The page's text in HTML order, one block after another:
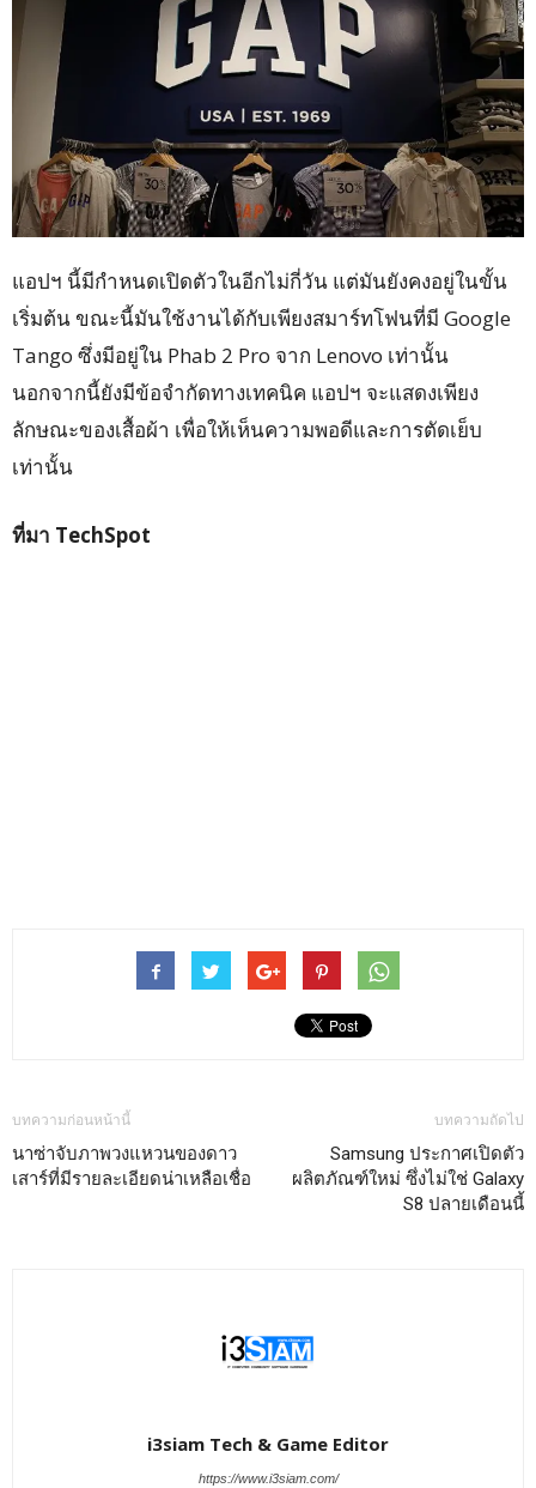
แอปฯ นี้มีกำหนดเปิดตัวในอีกไม่กี่วัน แต่มันยังคงอยู่ในขั้น
เริ่มต้น ขณะนี้มันใช้งานได้กับเพียงสมาร์ทโฟนที่มี Google
Tango ซึ่งมีอยู่ใน Phab 2 Pro จาก Lenovo เท่านั้น
นอกจากนี้ยังมีข้อจำกัดทางเทคนิค แอปฯ จะแสดงเพียง
ลักษณะของเสื้อผ้า เพื่อให้เห็นความพอดีและการตัดเย็บ
เท่านั้น
ที่มา TechSpot
บทความก่อนหน้านี้
นาซ่าจับภาพวงแหวนของดาว
เสาร์ที่มีรายละเอียดน่าเหลือเชื่อ
บทความถัดไป
Samsung ประกาศเปิดตัว
ผลิตภัณฑ์ใหม่ ซึ่งไม่ใช่ Galaxy
S8 ปลายเดือนนี้
i3siam Tech & Game Editor
https://www.i3siam.com/